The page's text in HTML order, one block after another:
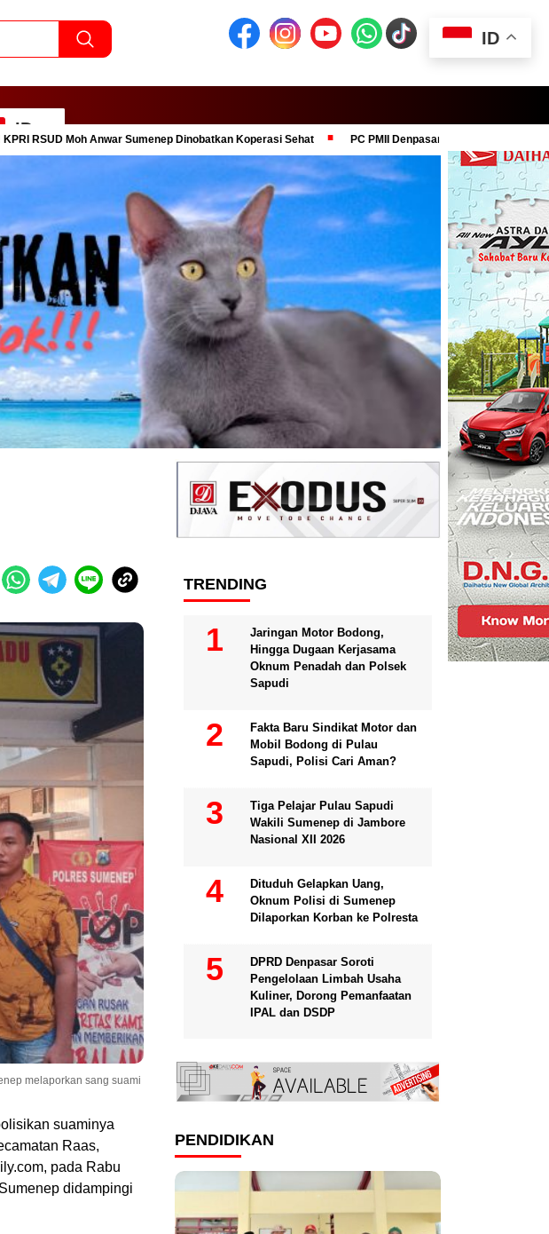
ID
Anwar Sumenep Dinobatkan Koperasi Sehat PC PMII Denpasar Dukung Komitmen Presiden
melaporkan sang suami
suaminya
Raas,
pada Rabu
didampingi
TRENDING
Jaringan Motor Bodong,
Hingga Dugaan Kerjasama
Oknum Penadah dan Polsek
Sapudi
Fakta Baru Sindikat Motor dan
Mobil Bodong di Pulau
Sapudi, Polisi Cari Aman?
Tiga Pelajar Pulau Sapudi
Wakili Sumenep di Jambore
Nasional XII 2026
Dituduh Gelapkan Uang,
Oknum Polisi di Sumenep
Dilaporkan Korban ke Polresta
DPRD Denpasar Soroti
Pengelolaan Limbah Usaha
Kuliner, Dorong Pemanfaatan
IPAL dan DSDP
PENDIDIKAN
ID